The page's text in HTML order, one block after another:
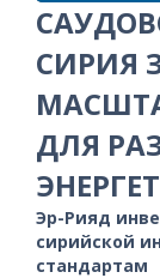
СИРИЯ
ДЛЯ
Эр-Рияд
сирийской
стандартам